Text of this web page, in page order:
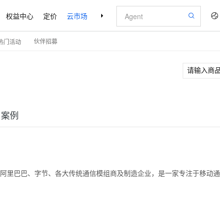
权益中心 定价 云市场 合作伙伴 支持与服务 了解阿里云
门活动 伙伴招募
例
里巴巴、字节、各大传统通信模组商及制造企业，是一家专注于移动